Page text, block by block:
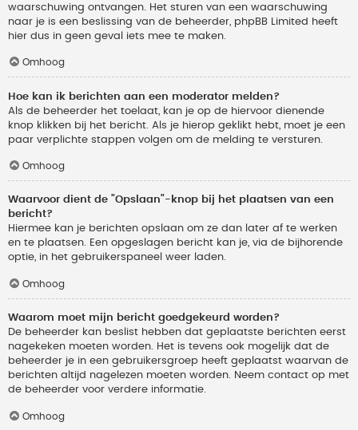
waarschuwing ontvangen. Het sturen van een waarschuwing
naar je is een beslissing van de beheerder, phpBB Limited heeft
hier dus in geen geval iets mee te maken.
Omhoog
Hoe kan ik berichten aan een moderator melden?
Als de beheerder het toelaat, kan je op de hiervoor dienende
knop klikken bij het bericht. Als je hierop geklikt hebt, moet je een
paar verplichte stappen volgen om de melding te versturen.
Omhoog
Waarvoor dient de "Opslaan"-knop bij het plaatsen van een
bericht?
Hiermee kan je berichten opslaan om ze dan later af te werken
en te plaatsen. Een opgeslagen bericht kan je, via de bijhorende
optie, in het gebruikerspaneel weer laden.
Omhoog
Waarom moet mijn bericht goedgekeurd worden?
De beheerder kan beslist hebben dat geplaatste berichten eerst
nagekeken moeten worden. Het is tevens ook mogelijk dat de
beheerder je in een gebruikersgroep heeft geplaatst waarvan de
berichten altijd nagelezen moeten worden. Neem contact op met
de beheerder voor verdere informatie.
Omhoog